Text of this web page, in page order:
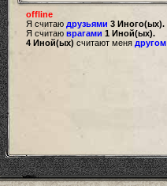
offline
Я считаю друзьями 3 Иного(ых).
Я считаю врагами 1 Иной(ых).
4 Иной(ых) считают меня другом